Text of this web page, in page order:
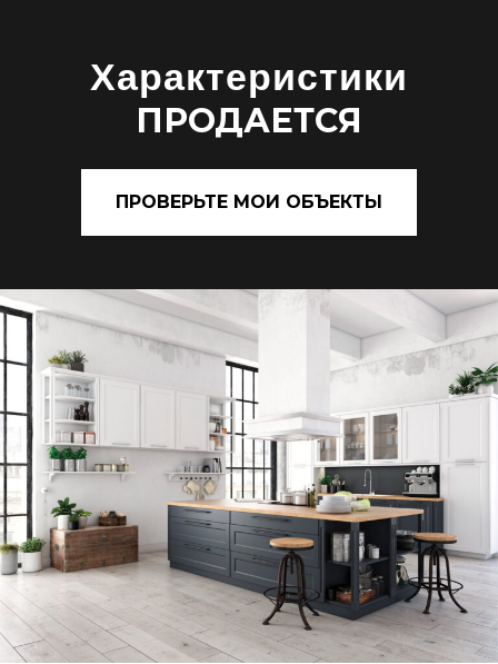
Характеристики
ПРОДАЕТСЯ
ПРОВЕРЬТЕ МОИ ОБЪЕКТЫ